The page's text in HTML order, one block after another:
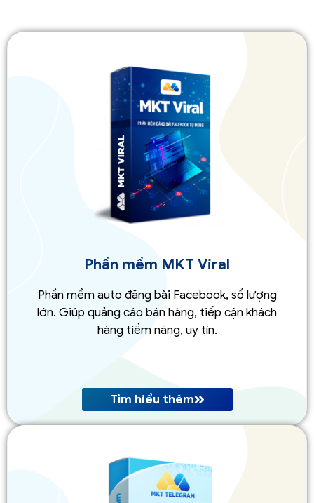
Phần mềm MKT Viral
Phần mềm auto đăng bài Facebook, số lượng
lớn. Giúp quảng cáo bán hàng, tiếp cận khách
hàng tiềm năng, uy tín.
Tìm hiểu thêm